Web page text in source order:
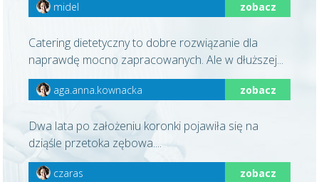
midel zobacz
Catering dietetyczny to dobre rozwiązanie dla
naprawdę mocno zapracowanych. Ale w dłuższej...
aga.anna.kownacka zobacz
Dwa lata po założeniu koronki pojawiła się na
dziąśle przetoka zębowa....
czaras zobacz